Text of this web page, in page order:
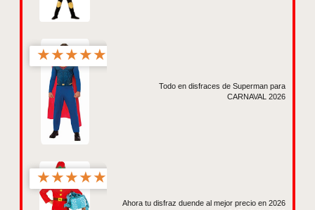
★★★★★
Todo en disfraces de Superman para
CARNAVAL 2026
★★★★★
Ahora tu disfraz duende al mejor precio en 2026